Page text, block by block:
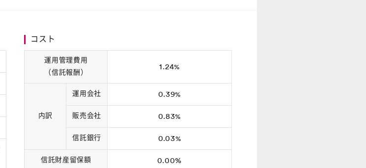
コスト
運用管理費用
（信託報酬）
1.24%
内訳
運用会社 0.39%
販売会社 0.83%
信託銀行 0.03%
信託財産留保額 0.00%